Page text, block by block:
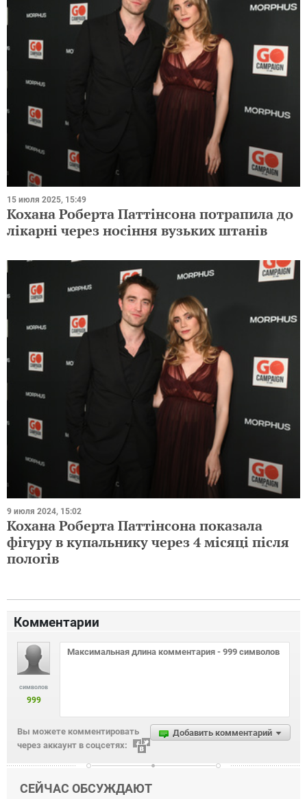
15 июля 2025, 15:49
Кохана Роберта Паттінсона потрапила до
лікарні через носіння вузьких штанів
9 июля 2024, 15:02
Кохана Роберта Паттінсона показала
фігуру в купальнику через 4 місяці після
пологів
Комментарии
символов
999
Добавить комментарий
Вы можете комментировать
через аккаунт в соцсетях:
СЕЙЧАС ОБСУЖДАЮТ